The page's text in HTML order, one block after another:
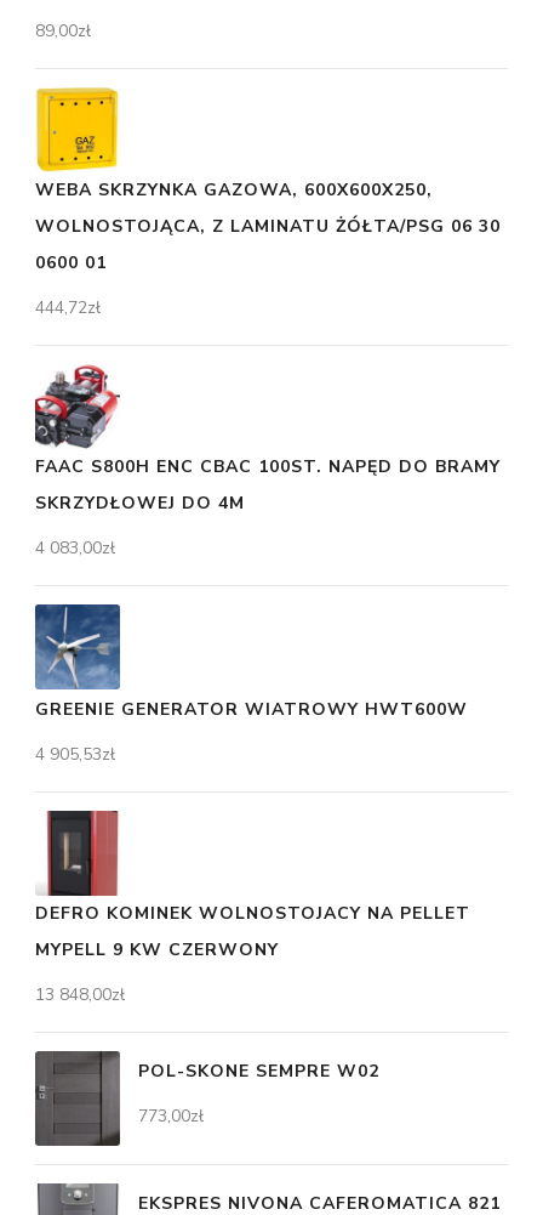
89,00zł
WEBA SKRZYNKA GAZOWA, 600X600X250,
WOLNOSTOJĄCA, Z LAMINATU ŻÓŁTA/PSG 06 30
0600 01
444,72zł
FAAC S800H ENC CBAC 100ST. NAPĘD DO BRAMY
SKRZYDŁOWEJ DO 4M
4 083,00zł
GREENIE GENERATOR WIATROWY HWT600W
4 905,53zł
DEFRO KOMINEK WOLNOSTOJACY NA PELLET
MYPELL 9 KW CZERWONY
13 848,00zł
POL-SKONE SEMPRE W02
773,00zł
EKSPRES NIVONA CAFEROMATICA 821